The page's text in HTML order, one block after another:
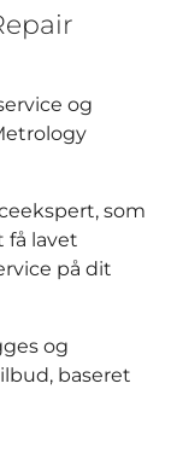
og
som
få lavet
på dit
og
baseret